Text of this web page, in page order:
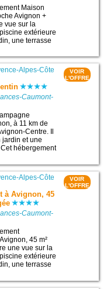
Maison
Avignon +
vue sur la
extérieure
une terrasse
Alpes-Côte
Caumont-
à 11 km de
Centre. Il
jardin et une
hébergement
VOIR
L'OFFRE
Alpes-Côte
à Avignon, 45
Caumont-
45 m²
une vue sur la
extérieure
une terrasse
VOIR
L'OFFRE